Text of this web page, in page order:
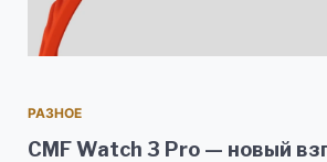
РАЗНОЕ
CMF Watch 3 Pro — новый